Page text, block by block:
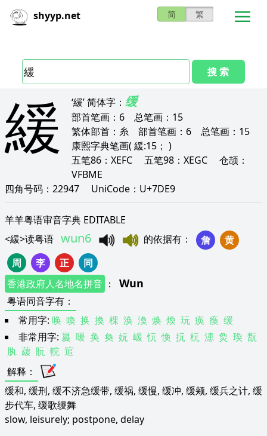
shyyp.net 简 繁
搜 索
緩 ‘緩’简体字： 缓
部首笔画： 6 总笔画： 15
繁体部首： 糸 部首笔画： 6 总笔画： 15
康熙字典笔画( 緩:15； )
五笔86： XEFC 五笔98： XEGC 仓颉：
VFBME
四角号码： 22947 UniCode： U+7DE9
羊羊粤语审音字典 EDITABLE
<緩>读粤语 wun6 的依据有 ： 詹
黄
周
李 正
同
香港政府人名地名拼音 ： Wun
粤语同音字有 ：
常用字: 唤 喚 换 換 棵 涣 渙 焕 煥 玩 痪 瘓 缓
非常用字: 㬊 喛 奂 奐 妧 嵈 忨 愌 抏 杬 漶 烉 瑍 翫
肒 藧 貦 輐 逭
解释 ：
缓和, 缓刑, 缓不济急缓带, 缓祸, 缓慢, 缓冲, 缓颊, 缓兵之计, 缓
步代车, 缓歌缦舞
slow, leisurely; postpone, delay